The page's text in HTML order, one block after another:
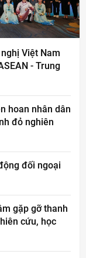
Việt Nam
- Trung
hoan nhân dân
đỏ nghiên
đối ngoại
gặp gỡ thanh
cứu, học